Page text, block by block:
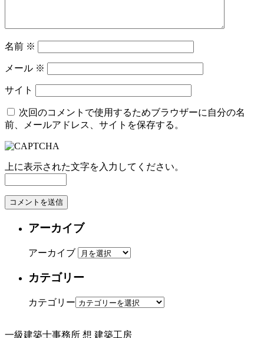
名前 ※
メール ※
サイト
次回のコメントで使用するためブラウザーに自分の名
前、メールアドレス、サイトを保存する。
上に表示された文字を入力してください。
アーカイブ
アーカイブ
カテゴリー
カテゴリー
一級建築士事務所 想 建築工房